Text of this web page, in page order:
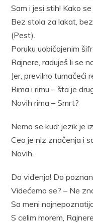
Sam i jesi stih! Kako
Bez stola za lakat,
(Pest).
Poruku uobičajenim
Rajnere, raduješ li se
Jer, previlno tumačeći
Rima i rimu – šta je
Novih rima – Smrt?
Nema se kud: jezik je
Ceo je niz značenja i
Novih.
Do viđenja! Do
Videćemo se? – Ne
Sa meni
S celim morem,